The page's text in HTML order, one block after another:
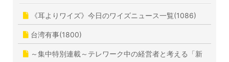
《耳よりワイズ》今日のワイズニュース一覧(1086)
台湾有事(1800)
～集中特別連載～テレワーク中の経営者と考える「新